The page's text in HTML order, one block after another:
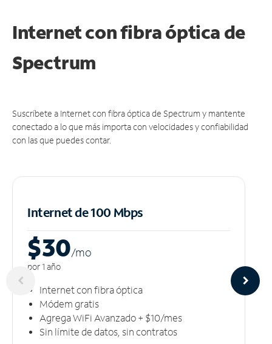
Internet con fibra óptica de
Spectrum
Suscríbete a Internet con fibra óptica de Spectrum y mantente
conectado a lo que más importa con velocidades y confiabilidad
con las que puedes contar.
Internet de 100 Mbps
$30/mo
por 1 año
Internet con fibra óptica
Módem gratis
Agrega WiFi Avanzado + $10/mes
Sin límite de datos, sin contratos